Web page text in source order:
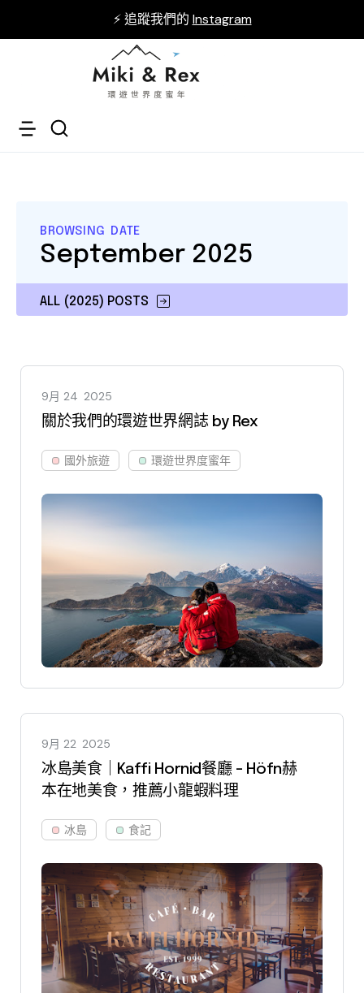
⚡ 追蹤我們的 Instagram
BROWSING DATE
ALL (2025) POSTS
September 2025
9月 24 2025
關於我們的環遊世界網誌 by Rex
國外旅遊 環遊世界度蜜年
9月 22 2025
冰島美食｜Kaffi Hornid餐廳 - Höfn赫
本在地美食，推薦小龍蝦料理
冰島 食記